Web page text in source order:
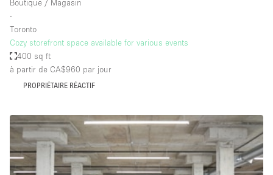
Studio Photo / Tournage
Étal de Marché
Accès aux handicapés
Air conditionné
Boutique / Magasin
∙
Toronto
Cozy storefront space available for various events
400 sq ft
à partir de CA$960 par jour
PROPRIÉTAIRE RÉACTIF